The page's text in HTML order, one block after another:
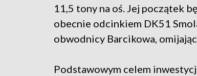
11,5 tony na oś. Jej początek
obecnie odcinkiem DK51
obwodnicy Barcikowa,
Podstawowym celem